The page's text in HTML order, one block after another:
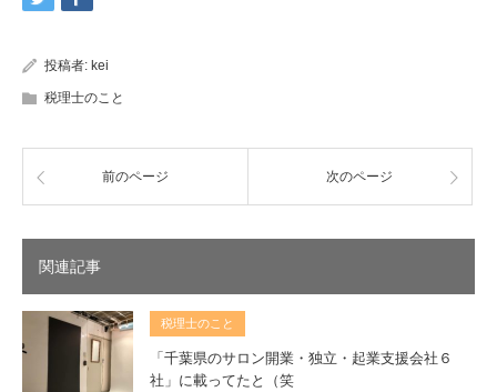
投稿者: kei
税理士のこと
前のページ 次のページ
関連記事
税理士のこと
「千葉県のサロン開業・独立・起業支援会社６
社」に載ってたと（笑